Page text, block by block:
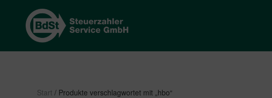
Start / Produkte verschlagwortet mit „hbo“